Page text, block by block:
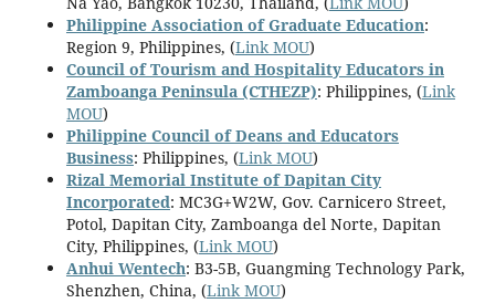
Philippine Association of Graduate Education:
Region 9, Philippines, (Link MOU)
Council of Tourism and Hospitality Educators in
Zamboanga Peninsula (CTHEZP): Philippines, (Link
MOU)
Philippine Council of Deans and Educators
Business: Philippines, (Link MOU)
Rizal Memorial Institute of Dapitan City
Incorporated: MC3G+W2W, Gov. Carnicero Street,
Potol, Dapitan City, Zamboanga del Norte, Dapitan
City, Philippines, (Link MOU)
Anhui Wentech: B3-5B, Guangming Technology Park,
Shenzhen, China, (Link MOU)